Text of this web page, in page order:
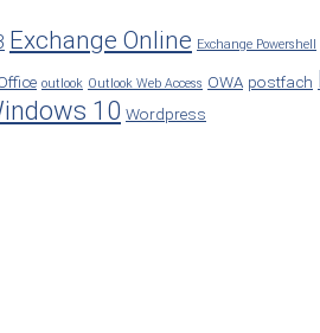
Exchange Online Exchange Powershell
outlook Outlook Web Access OWA postfach
10 Wordpress